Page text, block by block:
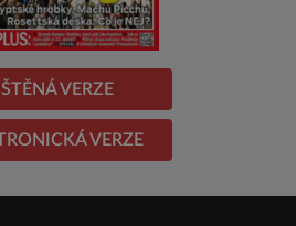
VERZE
VERZE